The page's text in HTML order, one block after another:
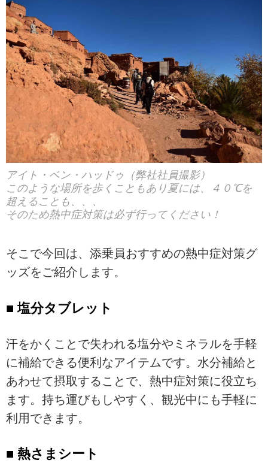
アイト・ベン・ハッドゥ（弊社社員撮影）
このような場所を歩くこともあり夏には、４０℃を
超えることも、、、
そのため熱中症対策は必ず行ってください！
そこで今回は、添乗員おすすめの熱中症対策グ
ッズをご紹介します。
■ 塩分タブレット
汗をかくことで失われる塩分やミネラルを手軽
に補給できる便利なアイテムです。水分補給と
あわせて摂取することで、熱中症対策に役立ち
ます。持ち運びもしやすく、観光中にも手軽に
利用できます。
■ 熱さまシート